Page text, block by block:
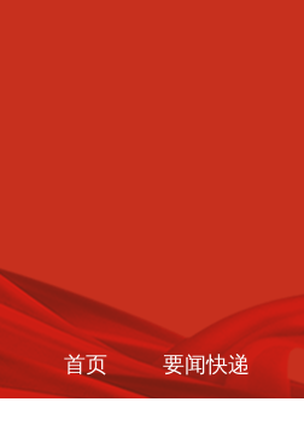
首页 要闻快递